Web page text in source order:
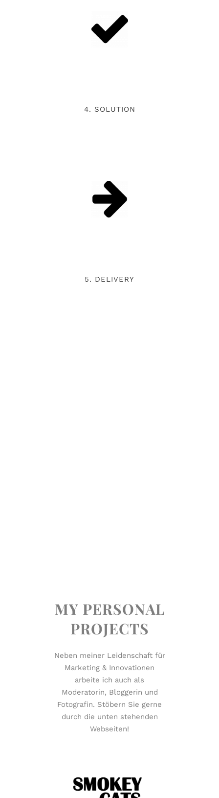
4. SOLUTION
5. DELIVERY
MY PERSONAL
PROJECTS
Neben meiner Leidenschaft für
Marketing & Innovationen
arbeite ich auch als
Moderatorin, Bloggerin und
Fotografin. Stöbern Sie gerne
durch die unten stehenden
Webseiten!